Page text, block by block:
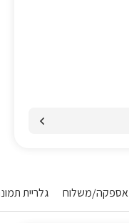
אספקה/משלוח גלריית